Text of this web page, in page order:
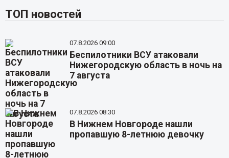
ТОП новостей
07.8.2026 09:00
Беспилотники ВСУ атаковали
Нижегородскую область в ночь на
7 августа
07.8.2026 08:30
В Нижнем Новгороде нашли
пропавшую 8-летнюю девочку